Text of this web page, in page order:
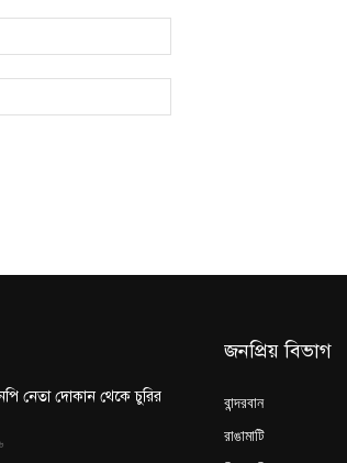
নেতা দোকান থেকে চুরির
জনপ্রিয় বিভাগ
বান্দরবান
রাঙামাটি